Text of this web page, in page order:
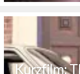
Kurzfilm: